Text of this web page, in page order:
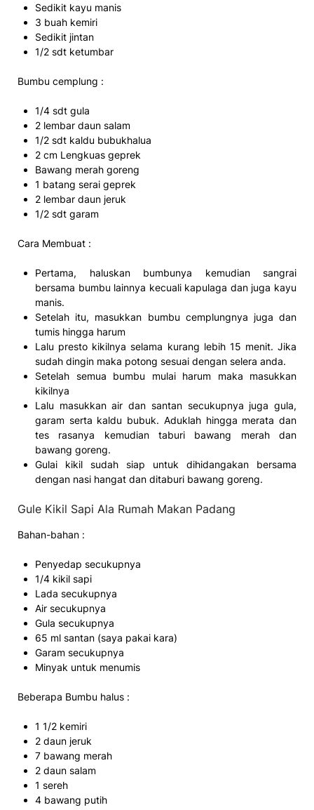
Sedikit kayu manis
3 buah kemiri
Sedikit jintan
1/2 sdt ketumbar
Bumbu cemplung :
1/4 sdt gula
2 lembar daun salam
1/2 sdt kaldu bubukhalua
2 cm Lengkuas geprek
Bawang merah goreng
1 batang serai geprek
2 lembar daun jeruk
1/2 sdt garam
Cara Membuat :
Pertama, haluskan bumbunya kemudian sangrai
bersama bumbu lainnya kecuali kapulaga dan juga kayu
manis.
Setelah itu, masukkan bumbu cemplungnya juga dan
tumis hingga harum
Lalu presto kikilnya selama kurang lebih 15 menit. Jika
sudah dingin maka potong sesuai dengan selera anda.
Setelah semua bumbu mulai harum maka masukkan
kikilnya
Lalu masukkan air dan santan secukupnya juga gula,
garam serta kaldu bubuk. Aduklah hingga merata dan
tes rasanya kemudian taburi bawang merah dan
bawang goreng.
Gulai kikil sudah siap untuk dihidangakan bersama
dengan nasi hangat dan ditaburi bawang goreng.
Gule Kikil Sapi Ala Rumah Makan Padang
Bahan-bahan :
Penyedap secukupnya
1/4 kikil sapi
Lada secukupnya
Air secukupnya
Gula secukupnya
65 ml santan (saya pakai kara)
Garam secukupnya
Minyak untuk menumis
Beberapa Bumbu halus :
1 1/2 kemiri
2 daun jeruk
7 bawang merah
2 daun salam
1 sereh
4 bawang putih